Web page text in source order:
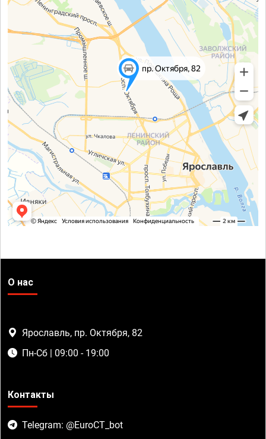
О нас
Ярославль, пр. Октября, 82
Пн-Сб | 09:00 - 19:00
Контакты
Telegram: @EuroCT_bot